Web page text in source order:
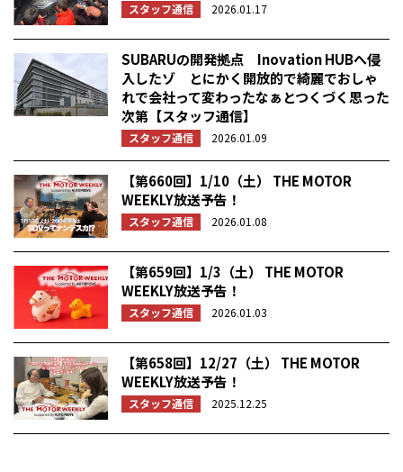
スタッフ通信 2026.01.17
SUBARUの開発拠点 Inovation HUBへ侵
入したゾ とにかく開放的で綺麗でおしゃ
れで会社って変わったなぁとつくづく思った
次第【スタッフ通信】
スタッフ通信 2026.01.09
【第660回】1/10（土） THE MOTOR
WEEKLY放送予告！
スタッフ通信 2026.01.08
【第659回】1/3（土） THE MOTOR
WEEKLY放送予告！
スタッフ通信 2026.01.03
【第658回】12/27（土） THE MOTOR
WEEKLY放送予告！
スタッフ通信 2025.12.25